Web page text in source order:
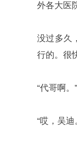
外各大医
没过多久
行的。很
“代哥啊。”
“哎，吴迪